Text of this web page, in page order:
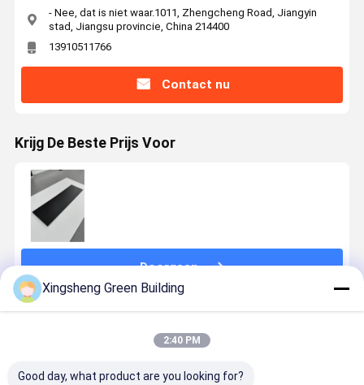
- Nee, dat is niet waar.1011, Zhengcheng Road, Jiangyin
stad, Jiangsu provincie, China 214400
13910511766
Contact nu
Krijg De Beste Prijs Voor
Doorgaan
Xingsheng Green Building
2:40 PM
Good day, what product are you looking for?